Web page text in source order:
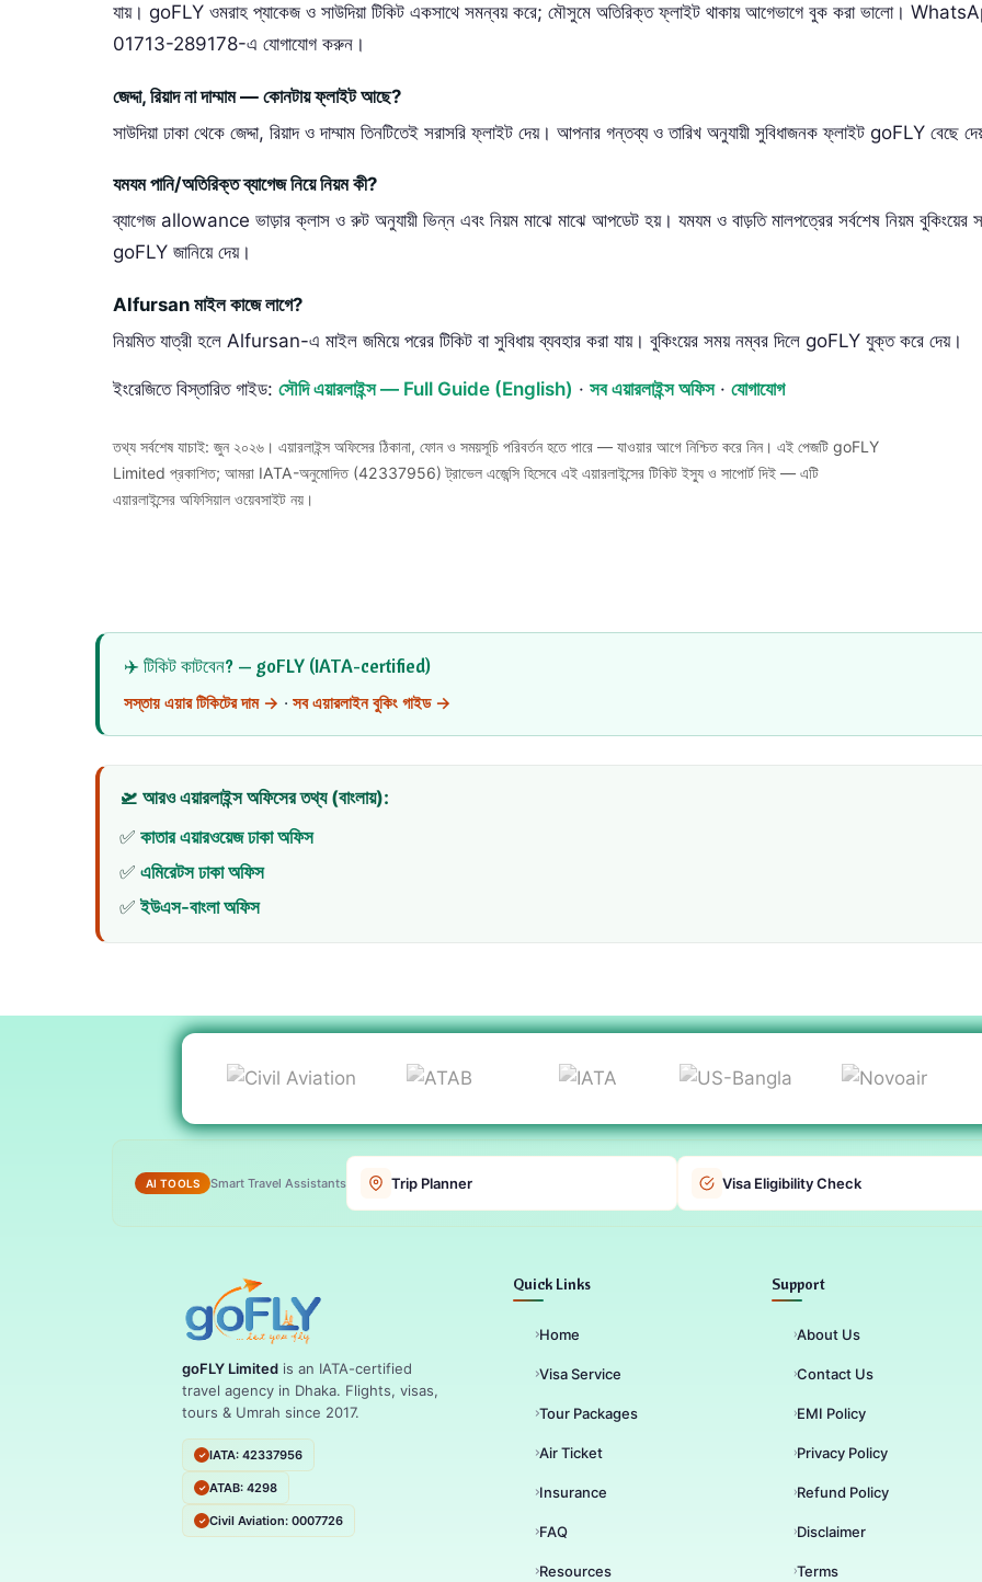
যায়। goFLY ওমরাহ প্যাকেজ ও সাউদিয়া টিকিট একসাথে সমন্বয় করে; মৌসুমে অতিরিক্ত ফ্লাইট থাকায় আগেভাগে বুক করা ভালো।
01713-289178-এ যোগাযোগ করুন।
জেদ্দা, রিয়াদ না দাম্মাম — কোনটায় ফ্লাইট আছে?
সাউদিয়া ঢাকা থেকে জেদ্দা, রিয়াদ ও দাম্মাম তিনটিতেই সরাসরি ফ্লাইট দেয়। আপনার গন্তব্য ও তারিখ অনুযায়ী সুবিধাজনক ফ্লাইট goFLY বেছে
যমযম পানি/অতিরিক্ত ব্যাগেজ নিয়ে নিয়ম কী?
ব্যাগেজ allowance ভাড়ার ক্লাস ও রুট অনুযায়ী ভিন্ন এবং নিয়ম মাঝে মাঝে আপডেট হয়। যমযম ও বাড়তি মালপত্রের সর্বশেষ নিয়ম বুকিংয়ের
goFLY জানিয়ে দেয়।
Alfursan মাইল কাজে লাগে?
নিয়মিত যাত্রী হলে Alfursan-এ মাইল জমিয়ে পরের টিকিট বা সুবিধায় ব্যবহার করা যায়। বুকিংয়ের সময় নম্বর দিলে goFLY যুক্ত করে দেয়।
ইংরেজিতে বিস্তারিত গাইড: সৌদি এয়ারলাইন্স — Full Guide (English) · সব এয়ারলাইন্স অফিস· যোগাযোগ
তথ্য সর্বশেষ যাচাই: জুন ২০২৬। এয়ারলাইন্স অফিসের ঠিকানা, ফোন ও সময়সূচি পরিবর্তন হতে পারে — যাওয়ার আগে নিশ্চিত করে নিন। এই পেজটি goFLY
Limited প্রকাশিত; আমরা IATA-অনুমোদিত (42337956) ট্রাভেল এজেন্সি হিসেবে এই এয়ারলাইন্সের টিকিট ইস্যু ও সাপোর্ট দিই — এটি
এয়ারলাইন্সের অফিসিয়াল ওয়েবসাইট নয়।
✈️ টিকিট কাটবেন? — goFLY (IATA-certified)
সস্তায় এয়ার টিকিটের দাম → · সব এয়ারলাইন বুকিং গাইড →
🛫 আরও এয়ারলাইন্স অফিসের তথ্য (বাংলায়):
✅ কাতার এয়ারওয়েজ ঢাকা অফিস
✅ এমিরেটস ঢাকা অফিস
✅ইউএস-বাংলা অফিস
AI TOOLS Smart Travel Assistants Trip Planner Visa Eligibility Check
goFLY Limited is an IATA-certified
travel agency in Dhaka. Flights, visas,
tours & Umrah since 2017.
IATA: 42337956
ATAB: 4298
Civil Aviation: 0007726
Quick Links
Home
Visa Service
Tour Packages
Air Ticket
Insurance
FAQ
Resources
Support
About Us
Contact Us
EMI Policy
Privacy Policy
Refund Policy
Disclaimer
Terms